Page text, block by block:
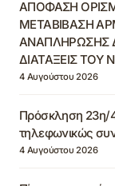
ΑΠΟΦΑΣΗ
ΜΕΤΑΒΙΒΑΣΗ
ΑΝΑΠΛΗΡΩΣΗΣ
ΔΙΑΤΑΞΕΙΣ ΤΟΥ
4 Αυγούστου 2026
Πρόσκληση 23η/
τηλεφωνικώς
4 Αυγούστου 2026